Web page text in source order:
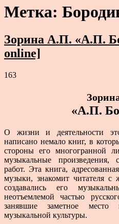
Метка:
Зорина А.П. «А.П.
online]
163
«А.П.
О жизни и деятельности
написано немало книг, в
стороны его многогранной
музыкальные произведения,
работ. Эта книга,
музыки, знакомит читателя
создавались его
неотъемлемой частью
занявшие заметное
музыкальной культуры.